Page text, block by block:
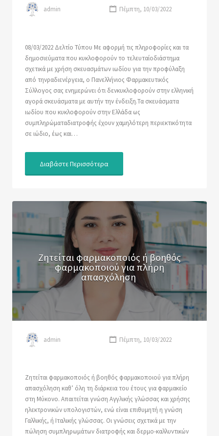
admin Πέμπτη, 10/03/2022
08/03/2022 Δελτίο Τύπου Με αφορμή τις πληροφορίες και τα
δημοσιεύματα που κυκλοφορούν το τελευταίοδιάστημα
σχετικά με χρήση σκευασμάτων ιωδίου για την προφύλαξη
από τηνραδιενέργεια, ο Πανελλήνιος Φαρμακευτικός
Σύλλογος σας ενημερώνει ότι δενκυκλοφορούν στην ελληνική
αγορά σκευάσματα με αυτήν την ένδειξη.Τα σκευάσματα
ιωδίου που κυκλοφορούν στην Ελλάδα ως
συμπληρώματαδιατροφής έχουν χαμηλότερη περιεκτικότητα
σε ιώδιο, έως και…
Διαβάστε Περισσότερα
Ζητείται φαρμακοποιός ή βοηθός
φαρμακοποιού για πλήρη
απασχόληση
admin Πέμπτη, 10/03/2022
Ζητείται φαρμακοποιός ή βοηθός φαρμακοποιού για πλήρη
απασχόληση καθ’ όλη τη διάρκεια του έτους για φαρμακείο
στη Μύκονο. Απαιτείται γνώση Αγγλικής γλώσσας και χρήσης
ηλεκτρονικών υπολογιστών, ενώ είναι επιθυμητή η γνώση
Γαλλικής, ή Ιταλικής γλώσσας. Οι γνώσεις σχετικά με την
πώληση συμπληρωμάτων διατροφής και δερμο-καλλυντικών